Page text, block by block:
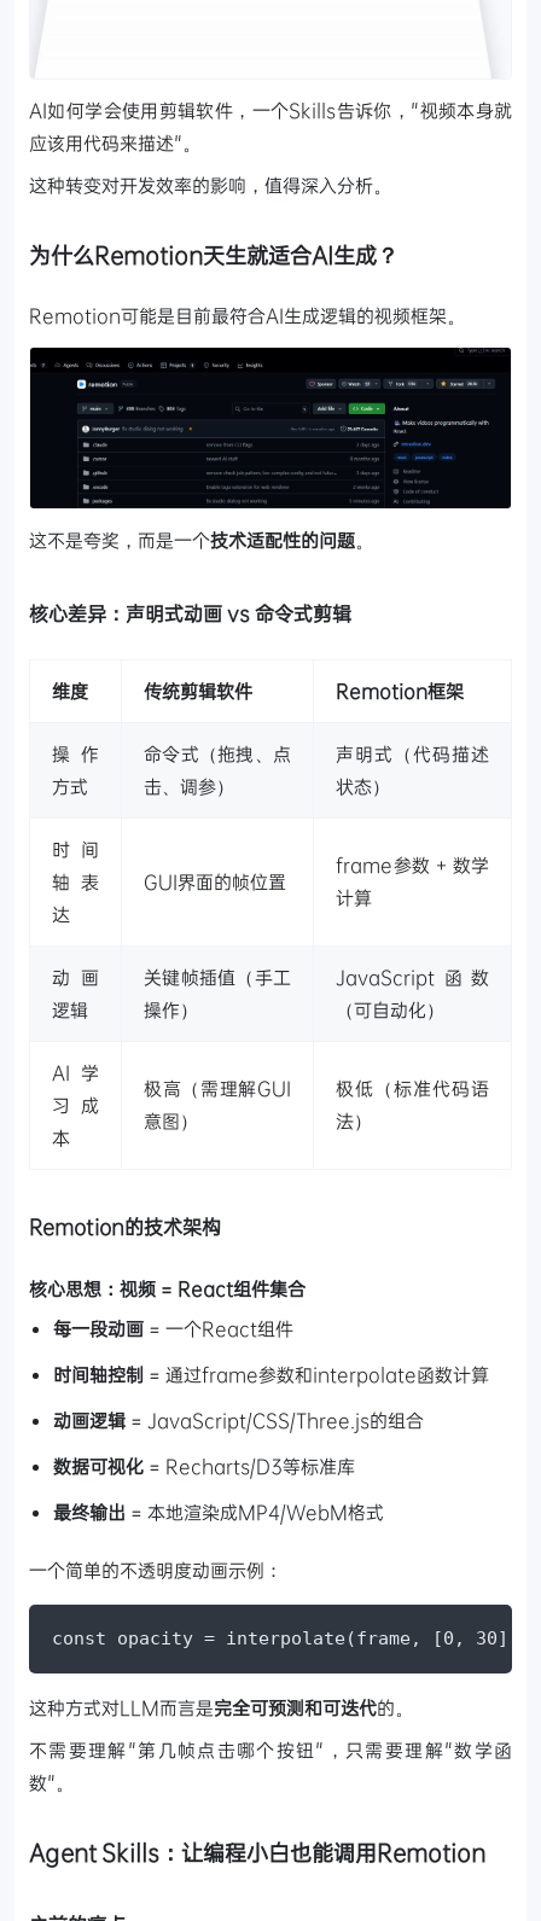
AI如何学会使用剪辑软件，一个Skills告诉你，"视频本身就
应该用代码来描述"。
这种转变对开发效率的影响，值得深入分析。
为什么Remotion天生就适合AI生成？
Remotion可能是目前最符合AI生成逻辑的视频框架。
这不是夸奖，而是一个技术适配性的问题。
核心差异：声明式动画 vs 命令式剪辑
维度 传统剪辑软件 Remotion框架
操作
方式
命令式（拖拽、点
击、调参）
声明式（代码描述
状态）
时间
轴表
达
GUI界面的帧位置
frame参数 + 数学
计算
动画
逻辑
关键帧插值（手工
操作）
JavaScript函数
（可自动化）
AI学
习成
本
极高（需理解GUI
意图）
极低（标准代码语
法）
Remotion的技术架构
核心思想：视频 = React组件集合
每一段动画 = 一个React组件
时间轴控制 = 通过frame参数和interpolate函数计算
动画逻辑 = JavaScript/CSS/Three.js的组合
数据可视化 = Recharts/D3等标准库
最终输出 = 本地渲染成MP4/WebM格式
一个简单的不透明度动画示例：
const opacity = interpolate(frame, [0, 30],
这种方式对LLM而言是完全可预测和可迭代的。
不需要理解"第几帧点击哪个按钮"，只需要理解"数学函
数"。
Agent Skills：让编程小白也能调用Remotion